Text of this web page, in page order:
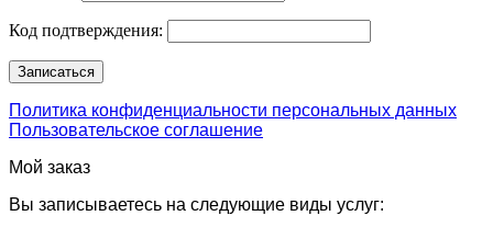
Код подтверждения:
Политика конфиденциальности персональных данных
Пользовательское соглашение
Мой заказ
Вы записываетесь на следующие виды услуг: